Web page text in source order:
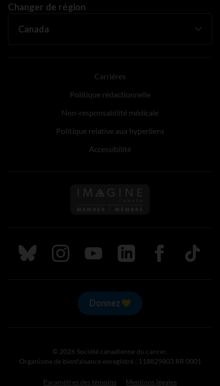
Changer de région
Carrières
Politique rédactionnelle
Non-responsabilité médicale
Politique relative aux hyperliens
Accessibilité
Suivez nous sur Bluesky
Suivez nous sur Instagram
Suivez nous sur Youtube
Suivez nous sur LinkedIn
Suivez nous sur
TikTok
Donnez
© 2026 Société canadienne du cancer.
Organisme de bienfaisance enregistré : 118829803 RR 0001
Paramètres des témoins Mentions légales